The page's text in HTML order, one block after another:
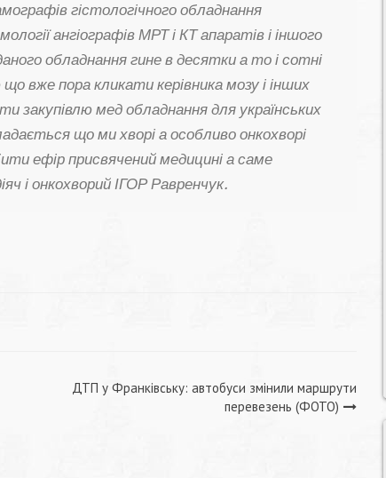
гістологічного обладнання
ангіографів МРТ і КТ апаратів і іншого
обладнання гине в десятки а то і сотні
вже пора кликати керівника мозу і інших
закупівлю мед обладнання для українських
що ми хворі а особливо онкохворі
ефір присвячений медицині а саме
і онкохворий ІГОР Равренчук.
ДТП у Франківську: автобуси змінили маршрути
перевезень (ФОТО)